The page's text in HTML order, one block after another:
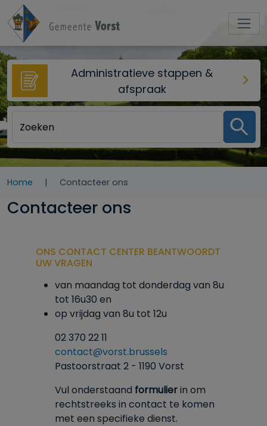
Overslaan en naar de inhoud gaan
Administratieve stappen &
afspraak
Home Contacteer ons
Contacteer ons
ONS CONTACT CENTER BEANTWOORDT
UW VRAGEN
van maandag tot donderdag van 8u
tot 16u30 en
op vrijdag van 8u tot 12u
02 370 22 11
contact@vorst.brussels
Pastoorstraat 2 - 1190 Vorst
Vul onderstaand formulierin om
rechtstreeks in contact te komen
met een specifieke dienst.